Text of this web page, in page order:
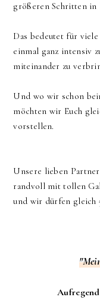
größeren Schritten in
Das bedeutet für
einmal ganz intensiv
miteinander zu
Und wo wir schon
möchten wir Euch
vorstellen.
Unsere lieben
randvoll mit tollen
und wir dürfen gleich